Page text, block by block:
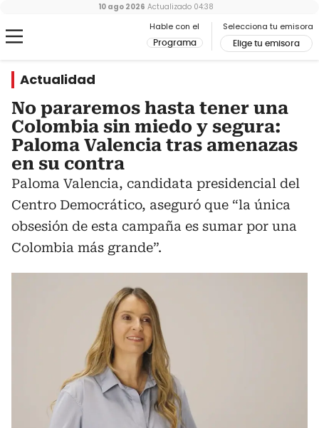
Hable con el
Programa
Selecciona tu emisora
Elige tu emisora
10 ago 2026 Actualizado 04:38
Actualidad
No pararemos hasta tener una
Colombia sin miedo y segura:
Paloma Valencia tras amenazas
en su contra
Paloma Valencia, candidata presidencial del
Centro Democrático, aseguró que “la única
obsesión de esta campaña es sumar por una
Colombia más grande”.